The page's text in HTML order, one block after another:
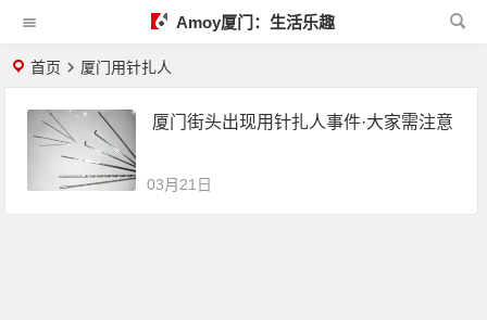
Amoy厦门：生活乐趣
首页 厦门用针扎人
厦门街头出现用针扎人事件·大家需注意
03月21日